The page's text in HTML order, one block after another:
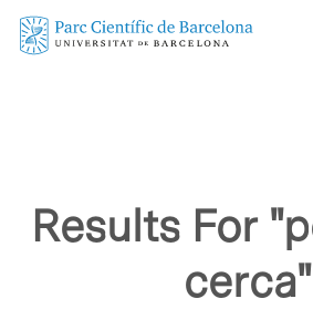
Skip
Results For
cerca"